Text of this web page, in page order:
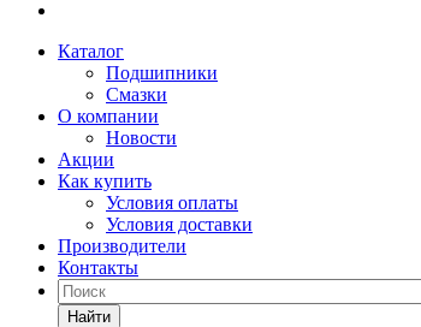
Каталог
Подшипники
Смазки
О компании
Новости
Акции
Как купить
Условия оплаты
Условия доставки
Производители
Контакты
Найти